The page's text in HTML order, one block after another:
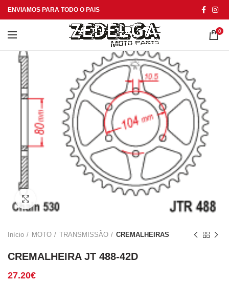
ENVIAMOS PARA TODO O PAIS
0
Início MOTO TRANSMISSÃO CREMALHEIRAS
CREMALHEIRA JT 488-42D
27.20€